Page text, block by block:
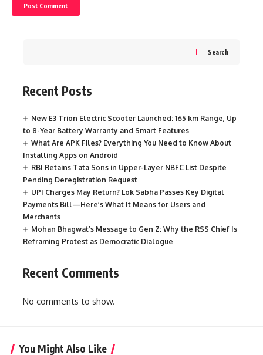
Search
Recent Posts
New E3 Trion Electric Scooter Launched: 165 km Range, Up
to 8-Year Battery Warranty and Smart Features
What Are APK Files? Everything You Need to Know About
Installing Apps on Android
RBI Retains Tata Sons in Upper-Layer NBFC List Despite
Pending Deregistration Request
UPI Charges May Return? Lok Sabha Passes Key Digital
Payments Bill—Here’s What It Means for Users and
Merchants
Mohan Bhagwat’s Message to Gen Z: Why the RSS Chief Is
Reframing Protest as Democratic Dialogue
Recent Comments
No comments to show.
You Might Also Like